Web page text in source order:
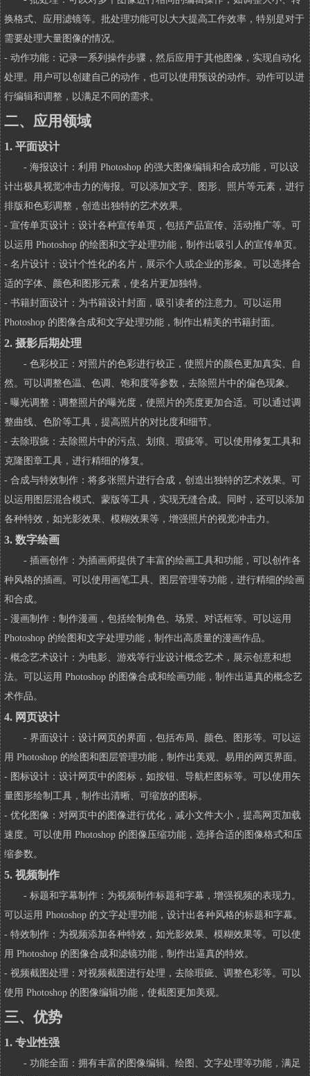
换格式、应用滤镜等。批处理功能可以大大提高工作效率，特别是对于
需要处理大量图像的情况。
- 动作功能：记录一系列操作步骤，然后应用于其他图像，实现自动化
处理。用户可以创建自己的动作，也可以使用预设的动作。动作可以进
行编辑和调整，以满足不同的需求。
二、应用领域
1. 平面设计
- 海报设计：利用 Photoshop 的强大图像编辑和合成功能，可以设
计出极具视觉冲击力的海报。可以添加文字、图形、照片等元素，进行
排版和色彩调整，创造出独特的艺术效果。
- 宣传单页设计：设计各种宣传单页，包括产品宣传、活动推广等。可
以运用 Photoshop 的绘图和文字处理功能，制作出吸引人的宣传单页。
- 名片设计：设计个性化的名片，展示个人或企业的形象。可以选择合
适的字体、颜色和图形元素，使名片更加独特。
- 书籍封面设计：为书籍设计封面，吸引读者的注意力。可以运用
Photoshop 的图像合成和文字处理功能，制作出精美的书籍封面。
2. 摄影后期处理
- 色彩校正：对照片的色彩进行校正，使照片的颜色更加真实、自
然。可以调整色温、色调、饱和度等参数，去除照片中的偏色现象。
- 曝光调整：调整照片的曝光度，使照片的亮度更加合适。可以通过调
整曲线、色阶等工具，提高照片的对比度和细节。
- 去除瑕疵：去除照片中的污点、划痕、瑕疵等。可以使用修复工具和
克隆图章工具，进行精细的修复。
- 合成与特效制作：将多张照片进行合成，创造出独特的艺术效果。可
以运用图层混合模式、蒙版等工具，实现无缝合成。同时，还可以添加
各种特效，如光影效果、模糊效果等，增强照片的视觉冲击力。
3. 数字绘画
- 插画创作：为插画师提供了丰富的绘画工具和功能，可以创作各
种风格的插画。可以使用画笔工具、图层管理等功能，进行精细的绘画
和合成。
- 漫画制作：制作漫画，包括绘制角色、场景、对话框等。可以运用
Photoshop 的绘图和文字处理功能，制作出高质量的漫画作品。
- 概念艺术设计：为电影、游戏等行业设计概念艺术，展示创意和想
法。可以运用 Photoshop 的图像合成和绘画功能，制作出逼真的概念艺
术作品。
4. 网页设计
- 界面设计：设计网页的界面，包括布局、颜色、图形等。可以运
用 Photoshop 的绘图和图层管理功能，制作出美观、易用的网页界面。
- 图标设计：设计网页中的图标，如按钮、导航栏图标等。可以使用矢
量图形绘制工具，制作出清晰、可缩放的图标。
- 优化图像：对网页中的图像进行优化，减小文件大小，提高网页加载
速度。可以使用 Photoshop 的图像压缩功能，选择合适的图像格式和压
缩参数。
5. 视频制作
- 标题和字幕制作：为视频制作标题和字幕，增强视频的表现力。
可以运用 Photoshop 的文字处理功能，设计出各种风格的标题和字幕。
- 特效制作：为视频添加各种特效，如光影效果、模糊效果等。可以使
用 Photoshop 的图像合成和滤镜功能，制作出逼真的特效。
- 视频截图处理：对视频截图进行处理，去除瑕疵、调整色彩等。可以
使用 Photoshop 的图像编辑功能，使截图更加美观。
三、优势
1. 专业性强
- 功能全面：拥有丰富的图像编辑、绘图、文字处理等功能，满足